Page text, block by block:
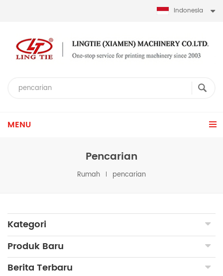
Indonesia
MENU
Pencarian
Rumah pencarian
Kategori
Produk Baru
Berita Terbaru